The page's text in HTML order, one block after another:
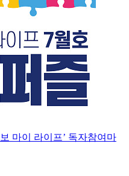
마이 라이프’ 독자참여마